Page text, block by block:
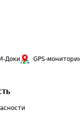
Доки GPS-